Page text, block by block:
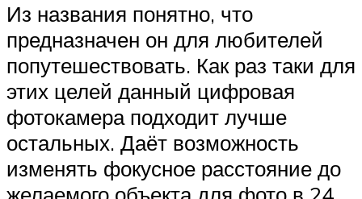
Из названия понятно, что
предназначен он для любителей
попутешествовать. Как раз таки для
этих целей данный цифровая
фотокамера подходит лучше
остальных. Даёт возможность
изменять фокусное расстояние до